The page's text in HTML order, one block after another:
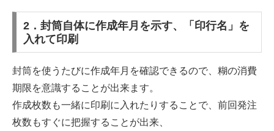
2．封筒自体に作成年月を示す、「印行名」を
入れて印刷
封筒を使うたびに作成年月を確認できるので、糊の消費
期限を意識することが出来ます。
作成枚数も一緒に印刷に入れたりすることで、前回発注
枚数もすぐに把握することが出来、